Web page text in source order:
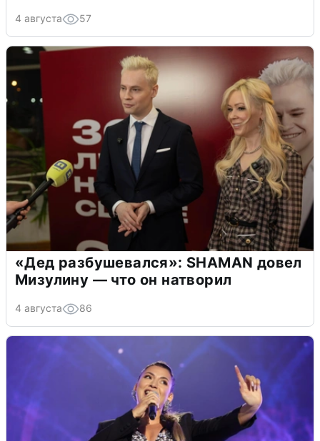
4 августа 57
«Дед разбушевался»: SHAMAN довел
Мизулину — что он натворил
4 августа 86